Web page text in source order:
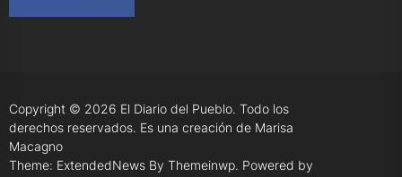
Copyright © 2026 El Diario del Pueblo. Todo los
derechos reservados. Es una creación de Marisa
Macagno
Theme: ExtendedNews By Themeinwp. Powered by